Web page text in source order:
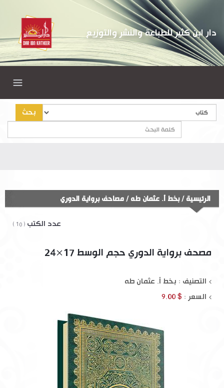
دار ابن كثير للطباعة والنشر والتوزيع
بحث
الرئيسية /بخط أ. عثمان طه/ مصاحف برواية الدوري
عدد الكتب ( 10 )
مصحف برواية الدوري حجم الوسط 17×24
التصنيف : بخط أ. عثمان طه
السعر : $ 9.00